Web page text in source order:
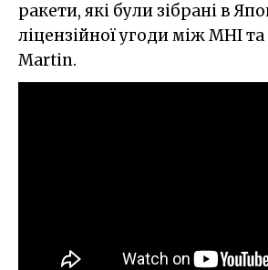
ракети, які були зібрані в
ліцензійної угоди між MHI
Martin.